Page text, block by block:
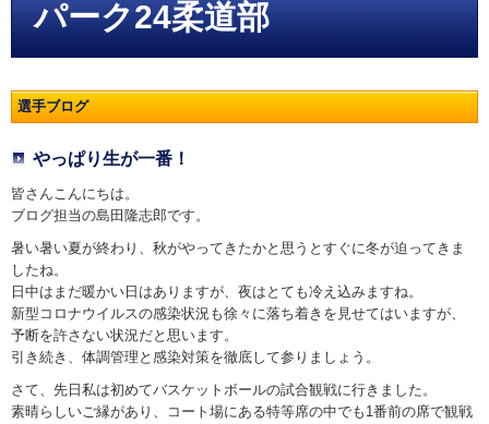
パーク24柔道部
選手ブログ
やっぱり生が一番！
皆さんこんにちは。
ブログ担当の島田隆志郎です。
暑い暑い夏が終わり、秋がやってきたかと思うとすぐに冬が迫ってきま
したね。
日中はまだ暖かい日はありますが、夜はとても冷え込みますね。
新型コロナウイルスの感染状況も徐々に落ち着きを見せてはいますが、
予断を許さない状況だと思います。
引き続き、体調管理と感染対策を徹底して参りましょう。
さて、先日私は初めてバスケットボールの試合観戦に行きました。
素晴らしいご縁があり、コート場にある特等席の中でも1番前の席で観戦